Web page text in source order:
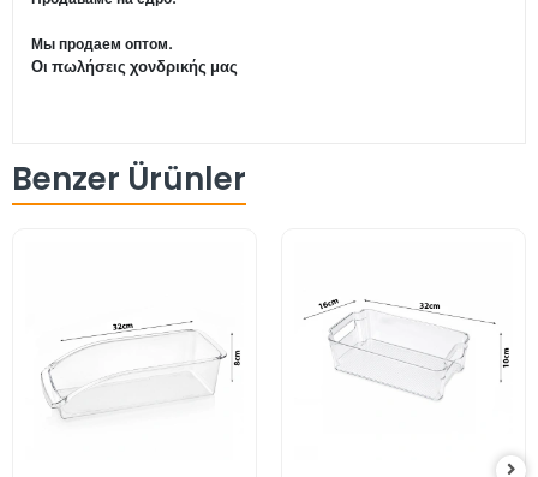
Мы продаем оптом.
Οι πωλήσεις χονδρικής μας
Benzer Ürünler